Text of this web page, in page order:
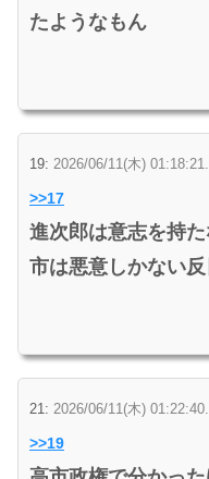
たようなもん
19: 2026/06/11(木)
>>17
進次郎は意志を持
市は悪意しかない
21: 2026/06/11(木)
>>19